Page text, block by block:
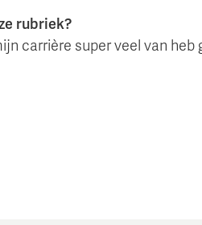
rubriek?
carrière super veel van